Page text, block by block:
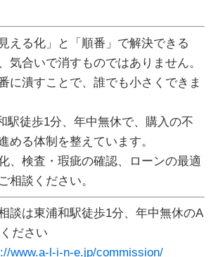
える化」と「順番」で解決できる
気合いで消すものではありません。
に潰すことで、誰でも小さくできま
駅徒歩1分、年中無休で、購入の不
める体制を整えています。
、検査・瑕疵の確認、ローンの最適
相談ください。
談は東浦和駅徒歩1分、年中無休のA
ださい
www.a-l-i-n-e.jp/commission/